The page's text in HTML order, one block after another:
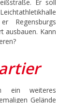
Er soll
Regensburgs
ausbauen. Kann
ein weiteres
Gelände